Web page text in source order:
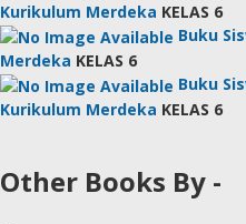
Kurikulum Merdeka KELAS 6
Buku
Merdeka KELAS 6
Buku
Kurikulum Merdeka KELAS 6
Other Books By -